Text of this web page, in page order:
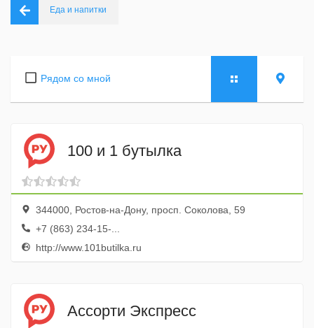
Еда и напитки
Рядом со мной
100 и 1 бутылка
344000, Ростов-на-Дону, просп. Соколова, 59
+7 (863) 234-15-...
http://www.101butilka.ru
Ассорти Экспресс